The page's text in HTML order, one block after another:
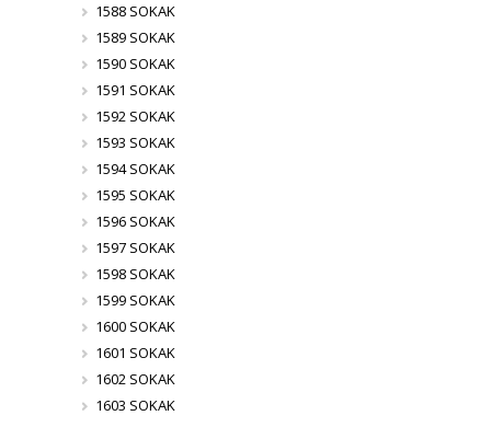
1588 SOKAK
1589 SOKAK
1590 SOKAK
1591 SOKAK
1592 SOKAK
1593 SOKAK
1594 SOKAK
1595 SOKAK
1596 SOKAK
1597 SOKAK
1598 SOKAK
1599 SOKAK
1600 SOKAK
1601 SOKAK
1602 SOKAK
1603 SOKAK